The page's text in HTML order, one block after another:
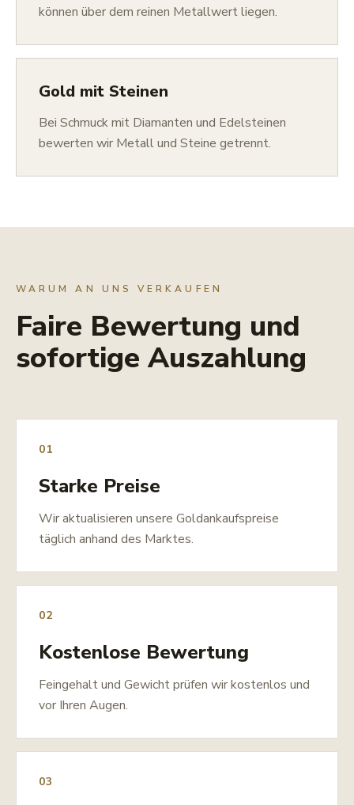
können über dem reinen Metallwert liegen.
Gold mit Steinen
Bei Schmuck mit Diamanten und Edelsteinen
bewerten wir Metall und Steine getrennt.
WARUM AN UNS VERKAUFEN
Faire Bewertung und
sofortige Auszahlung
01
Starke Preise
Wir aktualisieren unsere Goldankaufspreise
täglich anhand des Marktes.
02
Kostenlose Bewertung
Feingehalt und Gewicht prüfen wir kostenlos und
vor Ihren Augen.
03